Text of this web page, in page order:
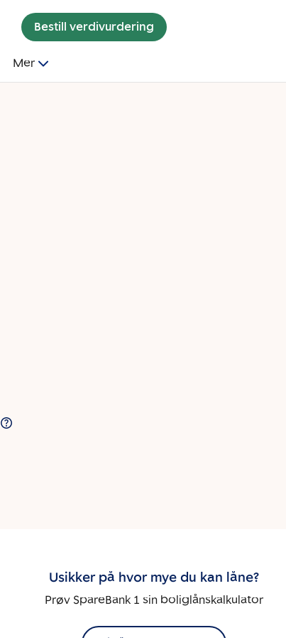
Bestill verdivurdering
Mer
Usikker på hvor mye du kan låne?
Prøv SpareBank 1 sin boliglånskalkulator